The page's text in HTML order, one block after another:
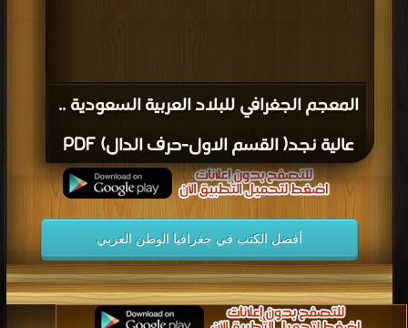
المعجم الجغرافي للبلاد العربية السعودية ..
عالية نجد( القسم الاول-حرف الدال) PDF
أفضل الكتب في جغرافيا الوطن العربي